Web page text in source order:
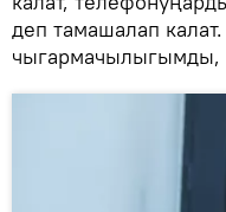
деп тамашалап
чыгармачылыгымды,